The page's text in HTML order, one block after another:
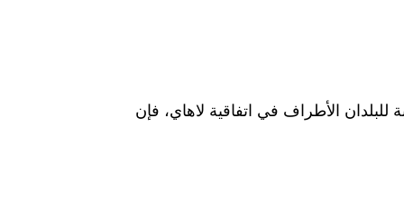
الأطراف في اتفاقية لاهاي، فإن